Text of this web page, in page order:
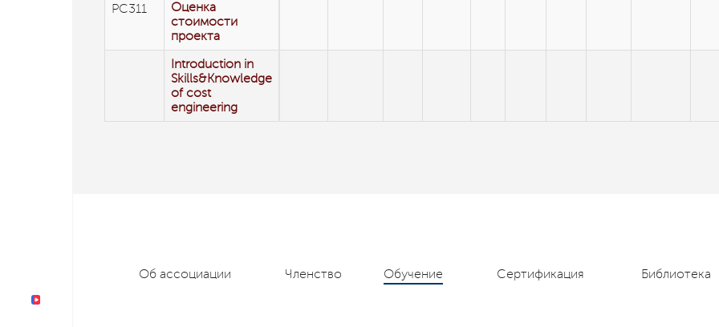
РС311
Оценка
стоимости
проекта
Introduction in
Skills&Knowledge
of cost
engineering
Об ассоциации Членство Обучение Сертификация Библиотека